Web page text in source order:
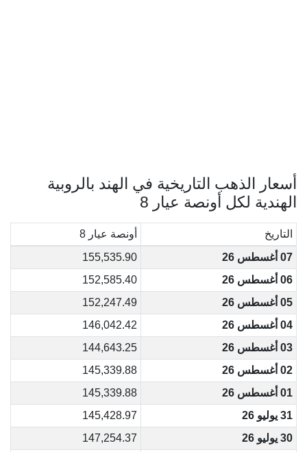
أسعار الذهب التاريخية في الهند بالروبية
الهندية لكل أونصة عيار 8
التاريخ
أونصة عيار 8
07 أغسطس 26
155,535.90
06 أغسطس 26
152,585.40
05 أغسطس 26
152,247.49
04 أغسطس 26
146,042.42
03 أغسطس 26
144,643.25
02 أغسطس 26
145,339.88
01 أغسطس 26
145,339.88
31 يوليو 26
145,428.97
30 يوليو 26
147,254.37